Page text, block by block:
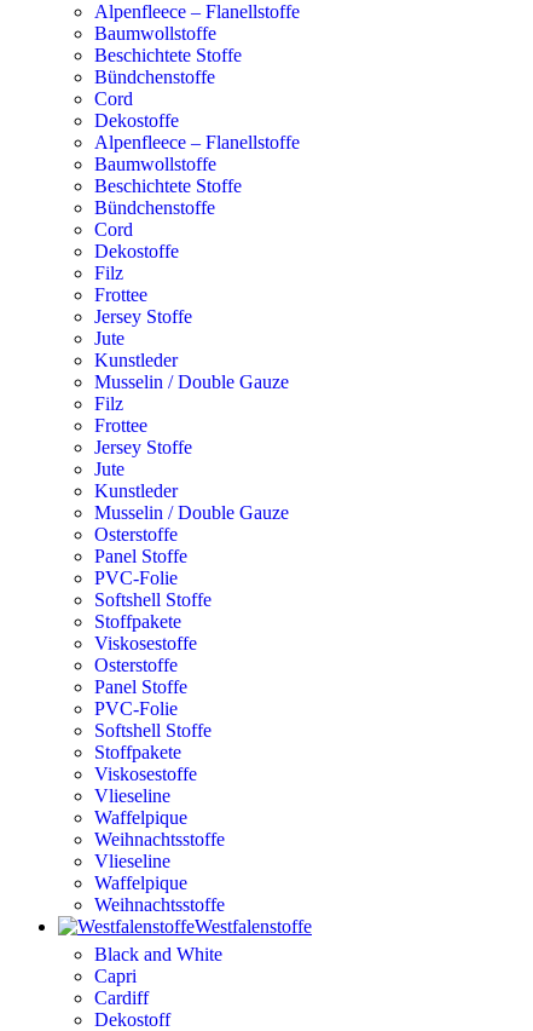
Alpenfleece – Flanellstoffe
Baumwollstoffe
Beschichtete Stoffe
Bündchenstoffe
Cord
Dekostoffe
Alpenfleece – Flanellstoffe
Baumwollstoffe
Beschichtete Stoffe
Bündchenstoffe
Cord
Dekostoffe
Filz
Frottee
Jersey Stoffe
Jute
Kunstleder
Musselin / Double Gauze
Filz
Frottee
Jersey Stoffe
Jute
Kunstleder
Musselin / Double Gauze
Osterstoffe
Panel Stoffe
PVC-Folie
Softshell Stoffe
Stoffpakete
Viskosestoffe
Osterstoffe
Panel Stoffe
PVC-Folie
Softshell Stoffe
Stoffpakete
Viskosestoffe
Vlieseline
Waffelpique
Weihnachtsstoffe
Vlieseline
Waffelpique
Weihnachtsstoffe
Westfalenstoffe
Black and White
Capri
Cardiff
Dekostoff